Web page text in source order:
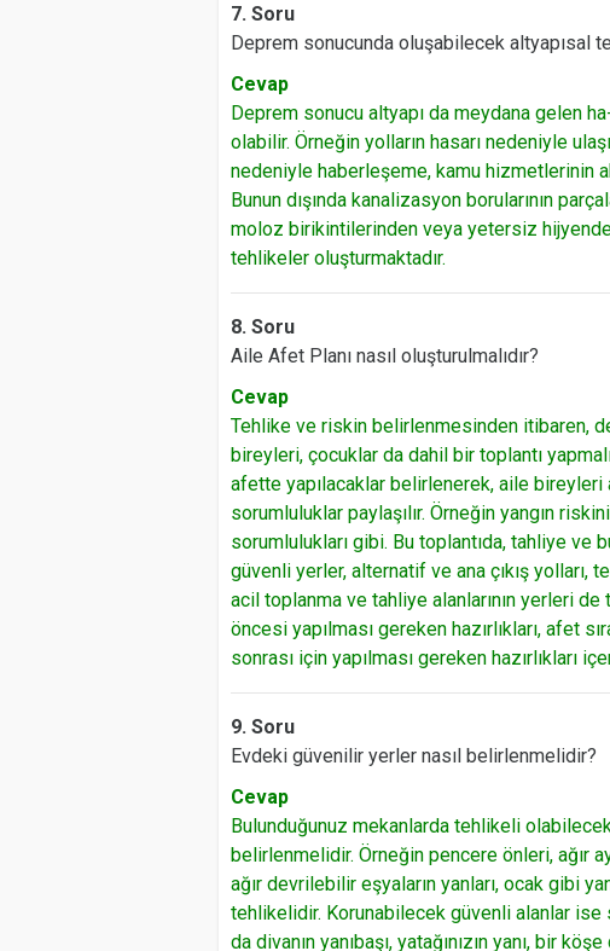
7. Soru
Deprem sonucunda oluşabilecek altyapısal
Cevap
Deprem sonucu altyapı da meydana gelen
olabilir. Örneğin yolların hasarı nedeniyle
nedeniyle haberleşeme, kamu hizmetlerinin
Bunun dışında kanalizasyon borularının
moloz birikintilerinden veya yetersiz
tehlikeler oluşturmaktadır.
8. Soru
Aile Afet Planı nasıl oluşturulmalıdır?
Cevap
Tehlike ve riskin belirlenmesinden itibaren,
bireyleri, çocuklar da dahil bir toplantı
afette yapılacaklar belirlenerek, aile bireyleri
sorumluluklar paylaşılır. Örneğin yangın
sorumlulukları gibi. Bu toplantıda, tahliye ve
güvenli yerler, alternatif ve ana çıkış yolları,
acil toplanma ve tahliye alanlarının yerleri de
öncesi yapılması gereken hazırlıkları, afet
sonrası için yapılması gereken hazırlıkları
9. Soru
Evdeki güvenilir yerler nasıl belirlenmelidir?
Cevap
Bulunduğunuz mekanlarda tehlikeli
belirlenmelidir. Örneğin pencere önleri, ağır
ağır devrilebilir eşyaların yanları, ocak gibi
tehlikelidir. Korunabilecek güvenli alanlar ise
da divanın yanıbaşı, yatağınızın yanı, bir